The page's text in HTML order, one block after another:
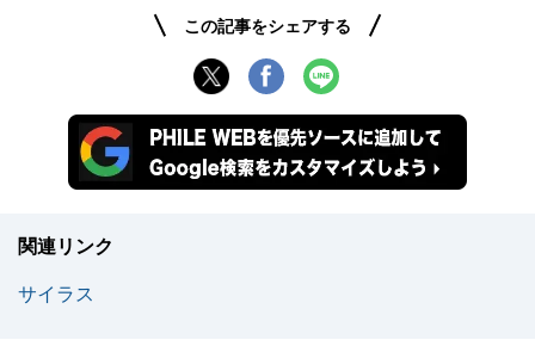
この記事をシェアする
関連リンク
サイラス